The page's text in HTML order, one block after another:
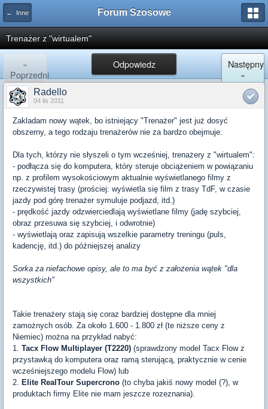
← Inne Forum Szosowe
Trenażer z "wirtualem"
Odpowiedz
«
Poprzedni
Następny
»
Radello
04 lis 2011
Zakladam nowy wątek, bo istniejący "Trenażer" jest już dosyć
obszerny, a tego rodzaju trenażerów nie za bardzo obejmuje.
Dla tych, którzy nie słyszeli o tym wcześniej, trenażery z "wirtualem":
- podłącza się do komputera, który steruje obciążeniem w powiązaniu
np. z profilem wysokościowym aktualnie wyświetlanego filmy z
rzeczywistej trasy (prościej: wyświetla się film z trasy TdF, w czasie
jazdy pod górę trenażer symuluje podjazd, itd.)
- prędkość jazdy odzwierciedlają wyświetlane filmy (jadę szybciej,
obraz przesuwa się szybciej, i odwrotnie)
- wyświetlają oraz zapisują wszelkie parametry treningu (puls,
kadencję, itd.) do późniejszej analizy
Sorka za niefachowe opisy, ale to ma być z założenia wątek "dla
wszystkich"
Takie trenażery stają się coraz bardziej dostępne dla mniej
zamożnych osób. Za około 1.600 - 1.800 zł (te niższe ceny z
Niemiec) można na przykład nabyć:
1. Tacx Flow Multiplayer (T2220) (sprawdzony model Tacx Flow z
przystawką do komputera oraz ramą sterującą, praktycznie w cenie
wcześniejszego modelu Flow) lub
2. Elite RealTour Supercrono (to chyba jakiś nowy model (?), w
produktach firmy Elite nie mam jeszcze rozeznania).